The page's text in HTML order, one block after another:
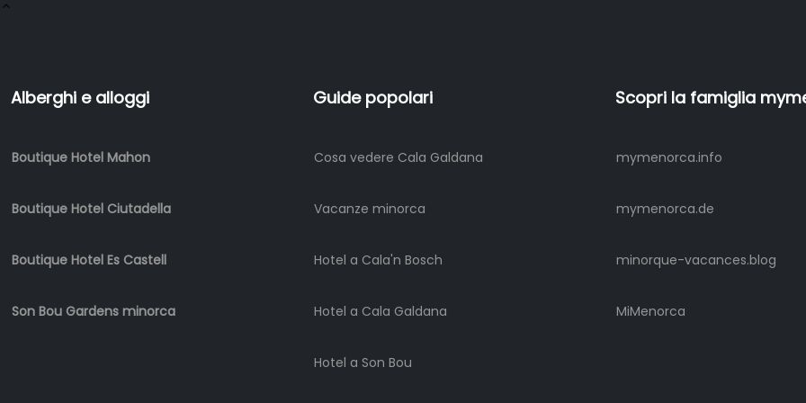
Alberghi e alloggi
Boutique Hotel Mahon
Boutique Hotel Ciutadella
Boutique Hotel Es Castell
Son Bou Gardens minorca
Guide popolari
Cosa vedere Cala Galdana
Vacanze minorca
Hotel a Cala'n Bosch
Hotel a Cala Galdana
Hotel a Son Bou
Scopri la famiglia
mymenorca.info
mymenorca.de
minorque-vacances.blog
MiMenorca